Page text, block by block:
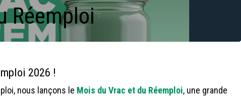
Réemploi
2026 !
nous lançons le Mois du Vrac et du Réemploi, une grande